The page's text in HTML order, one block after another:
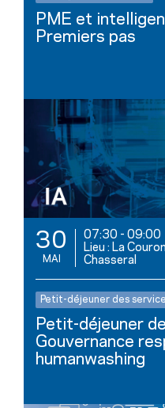
PME et
Premiers pas
30
MAI
07:30 - 09:00
Lieu : La
Chasseral
Petit-déjeuner des
Petit-déjeuner
Gouvernance
humanwashing